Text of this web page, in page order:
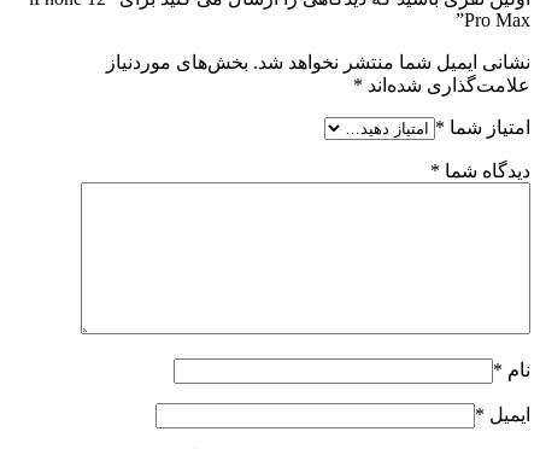
Pro Max”
نشانی ایمیل شما منتشر نخواهد شد. بخش‌های موردنیاز
علامت‌گذاری شده‌اند *
امتیاز شما *
دیدگاه شما *
نام *
ایمیل *